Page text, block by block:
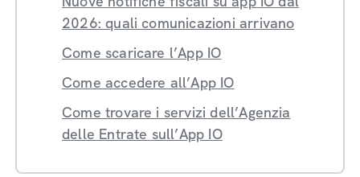
2026: quali comunicazioni arrivano
Come scaricare l’App IO
Come accedere all’App IO
Come trovare i servizi dell’Agenzia
delle Entrate sull’App IO